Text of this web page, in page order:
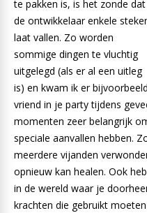
te pakken is, is het zonde dat
de ontwikkelaar enkele
laat vallen. Zo worden
sommige dingen te vluchtig
uitgelegd (als er al een uitleg
is) en kwam ik er
vriend in je party tijdens
momenten zeer belangrijk
speciale aanvallen hebben.
meerdere vijanden
opnieuw kan healen. Ook
in de wereld waar je
krachten die gebruikt